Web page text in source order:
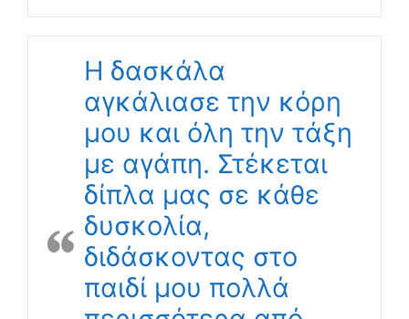
Η δασκάλα
αγκάλιασε την κόρη
μου και όλη την τάξη
με αγάπη. Στέκεται
δίπλα μας σε κάθε
δυσκολία,
διδάσκοντας στο
παιδί μου πολλά